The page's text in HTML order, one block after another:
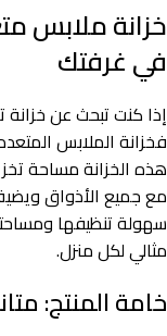
خزانة ملابس
في غرفتك
إذا كنت تبحث عن
فخزانة الملابس
هذه الخزانة مساحة
مع جميع الأذواق
سهولة تنظيفها
مثالي لكل منزل.
خامة المنتج: